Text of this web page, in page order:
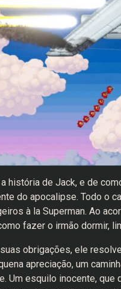
história de Jack, e de
do apocalipse. Todo o
à la Superman. Ao
fazer o irmão dormir,
obrigações, ele
apreciação, um
Um esquilo inocente,